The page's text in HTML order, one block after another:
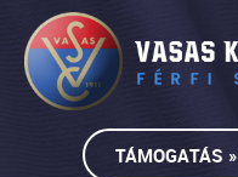
TÁMOGATÁS »